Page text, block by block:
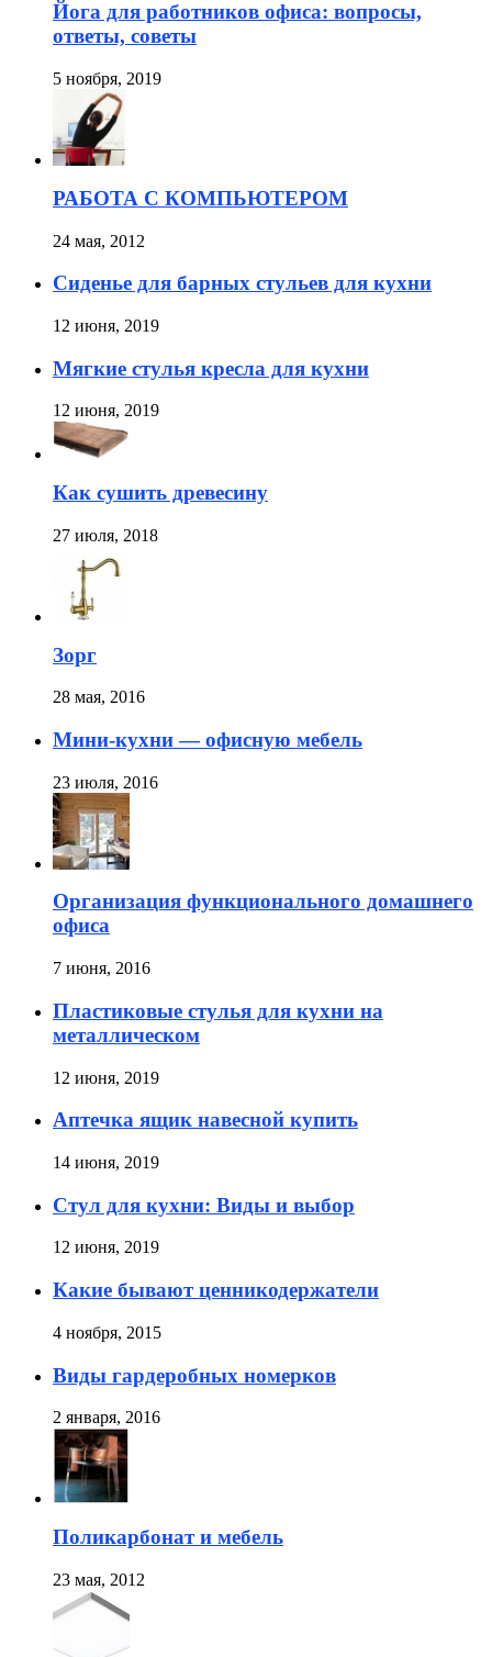
Йога для работников офиса: вопросы,
ответы, советы
5 ноября, 2019
РАБОТА С КОМПЬЮТЕРОМ
24 мая, 2012
Сиденье для барных стульев для кухни
12 июня, 2019
Мягкие стулья кресла для кухни
12 июня, 2019
Как сушить древесину
27 июля, 2018
Зорг
28 мая, 2016
Мини-кухни — офисную мебель
23 июля, 2016
Организация функционального домашнего
офиса
7 июня, 2016
Пластиковые стулья для кухни на
металлическом
12 июня, 2019
Аптечка ящик навесной купить
14 июня, 2019
Стул для кухни: Виды и выбор
12 июня, 2019
Какие бывают ценникодержатели
4 ноября, 2015
Виды гардеробных номерков
2 января, 2016
Поликарбонат и мебель
23 мая, 2012